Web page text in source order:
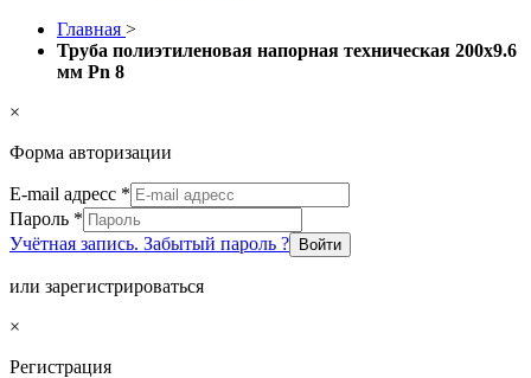
Главная >
Труба полиэтиленовая напорная техническая 200х9.6
мм Pn 8
×
Форма авторизации
E-mail адресс *
Пароль *
Учётная запись. Забытый пароль ?
Войти
или зарегистрироваться
×
Регистрация